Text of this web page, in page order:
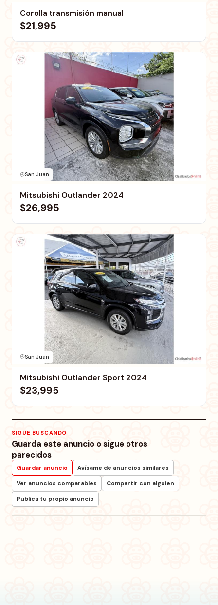
Corolla transmisión manual
$21,995
San Juan
Mitsubishi Outlander 2024
$26,995
San Juan
Mitsubishi Outlander Sport 2024
$23,995
SIGUE BUSCANDO
Guarda este anuncio o sigue otros
parecidos
Guardar anuncio
Avísame de anuncios similares
Ver anuncios comparables
Compartir con alguien
Publica tu propio anuncio